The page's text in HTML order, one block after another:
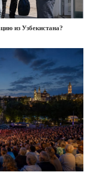
из Узбекистана?